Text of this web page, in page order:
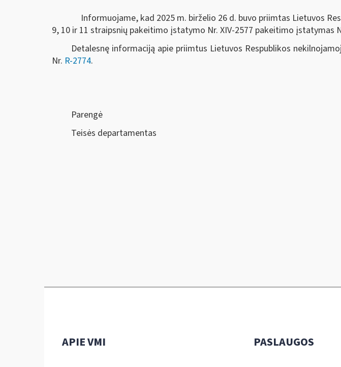
Informuojame, kad 2025 m. birželio 26 d. buvo priimtas Lietuvos
9, 10 ir 11 straipsnių pakeitimo įstatymo Nr. XIV-2577 pakeitimo įstatymas
Detalesnę informaciją apie priimtus Lietuvos Respublikos
Nr. R-2774.
Parengė
Teisės departamentas
APIE VMI PASLAUGOS